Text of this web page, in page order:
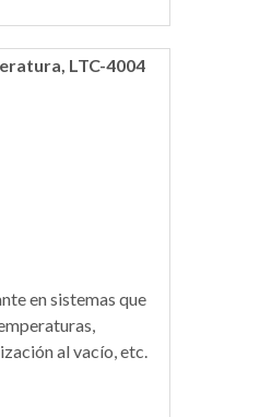
LTC-4004
en sistemas que
al vacío, etc.